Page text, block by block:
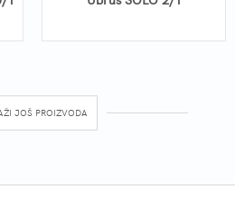
JOŠ PROIZVODA